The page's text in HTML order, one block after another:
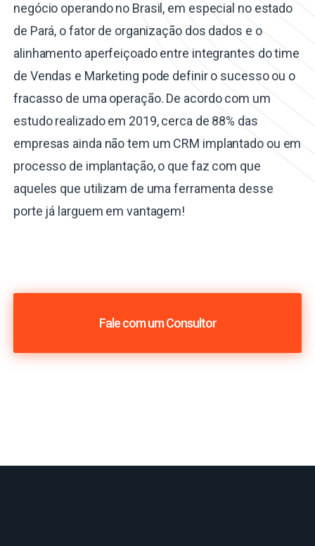
negócio operando no Brasil, em especial no estado
de Pará, o fator de organização dos dados e o
alinhamento aperfeiçoado entre integrantes do time
de Vendas e Marketing pode definir o sucesso ou o
fracasso de uma operação. De acordo com um
estudo realizado em 2019, cerca de 88% das
empresas ainda não tem um CRM implantado ou em
processo de implantação, o que faz com que
aqueles que utilizam de uma ferramenta desse
porte já larguem em vantagem!
Fale com um Consultor